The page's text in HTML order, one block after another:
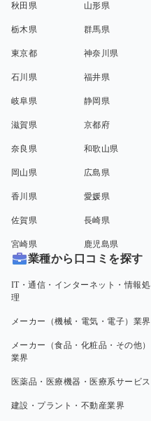
秋田県 山形県
栃木県 群馬県
東京都 神奈川県
石川県 福井県
岐阜県 静岡県
滋賀県 京都府
奈良県 和歌山県
岡山県 広島県
香川県 愛媛県
佐賀県 長崎県
宮崎県 鹿児島県
業種から口コミを探す
IT・通信・インターネット・情報処
理
メーカー（機械・電気・電子）業界
メーカー（食品・化粧品・その他）
業界
医薬品・医療機器・医療系サービス
建設・プラント・不動産業界